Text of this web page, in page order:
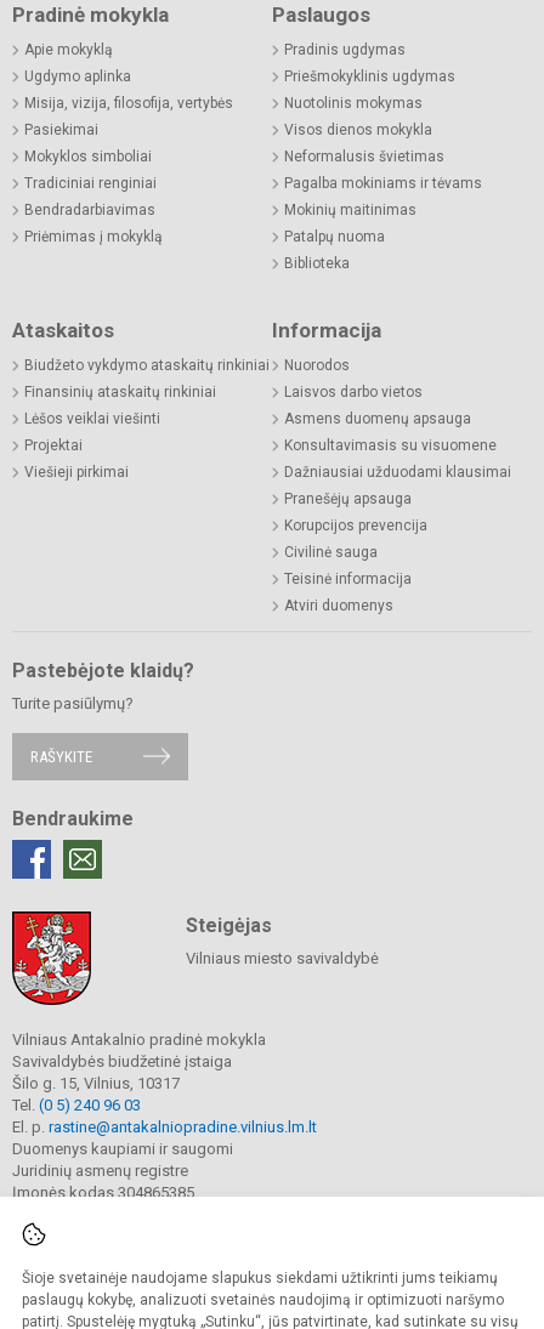
Šioje svetainėje naudojame slapukus siekdami užtikrinti jums teikiamų
paslaugų kokybę, analizuoti svetainės naudojimą ir optimizuoti naršymo
patirtį. Spustelėję mygtuką „Sutinku“, jūs patvirtinate, kad sutinkate su visų
Pradinė mokykla
Apie mokyklą
Ugdymo aplinka
Misija, vizija, filosofija, vertybės
Pasiekimai
Mokyklos simboliai
Tradiciniai renginiai
Bendradarbiavimas
Priėmimas į mokyklą
Paslaugos
Pradinis ugdymas
Priešmokyklinis ugdymas
Nuotolinis mokymas
Visos dienos mokykla
Neformalusis švietimas
Pagalba mokiniams ir tėvams
Mokinių maitinimas
Patalpų nuoma
Biblioteka
Ataskaitos
Biudžeto vykdymo ataskaitų rinkiniai
Finansinių ataskaitų rinkiniai
Lėšos veiklai viešinti
Projektai
Viešieji pirkimai
Informacija
Nuorodos
Laisvos darbo vietos
Asmens duomenų apsauga
Konsultavimasis su visuomene
Dažniausiai užduodami klausimai
Pranešėjų apsauga
Korupcijos prevencija
Civilinė sauga
Teisinė informacija
Atviri duomenys
Pastebėjote klaidų?
Turite pasiūlymų?
RAŠYKITE
Bendraukime
Steigėjas
Vilniaus miesto savivaldybė
Vilniaus Antakalnio pradinė mokykla
Savivaldybės biudžetinė įstaiga
Šilo g. 15, Vilnius, 10317
Tel. (0 5) 240 96 03
El. p. rastine@antakalniopradine.vilnius.lm.lt
Duomenys kaupiami ir saugomi
Juridinių asmenų registre
Įmonės kodas 304865385
© 2023. Vilniaus Antakalnio pradinė mokykla. Visos teisės saugomos.
Kopijuoti turinį be raštiško gimnazijos sutikimo griežtai draudžiama.